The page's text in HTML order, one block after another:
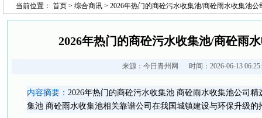
当前位置： 首页 > 综合商讯 > 2026年热门的商砼污水收集池/商砼雨水收集池公
2026年热门的商砼污水收集池/商砼雨
来源： 今日青州网 时间：2026-06-13
内容摘要： 2026年热门的商砼污水收集池 商砼雨水收集池公司
集池 商砼雨水收集池相关靠谱公司在我国城镇建设与环保升级的